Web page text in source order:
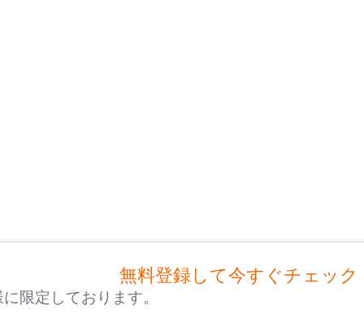
無料登録して今すぐチェック
限定しております。